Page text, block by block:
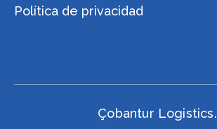
Política de privacidad
Çobantur Logistics.